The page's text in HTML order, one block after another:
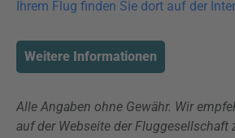
Ihrem Flug finden Sie dort auf der
Weitere Informationen
Alle Angaben ohne Gewähr. Wir
auf der Webseite der Fluggesellschaft